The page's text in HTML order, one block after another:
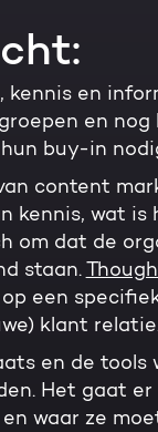
kennis en
en nog
buy-in
content
kennis, wat is
om dat de
staan.
een
klant
en de tools
Het gaat er
waar ze